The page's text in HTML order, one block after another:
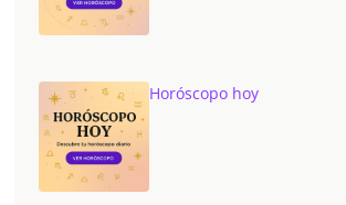
Horóscopo hoy